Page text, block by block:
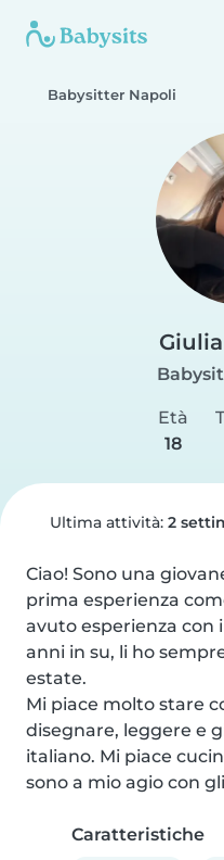
Babysitter Napoli
Età
18
Ultima attività: 2
Ciao! Sono una
prima esperienza
avuto esperienza con
anni in su, li ho
estate.
Mi piace molto stare
disegnare, leggere e
italiano. Mi piace
sono a mio agio con
Caratteristiche